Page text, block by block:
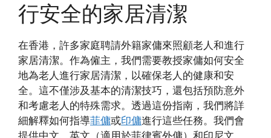
行安全的家居清潔
在香港，許多家庭聘請外籍家傭來照顧老人和進行
家居清潔。作為僱主，我們需要教授家傭如何安全
地為老人進行家居清潔，以確保老人的健康和安
全。這不僅涉及基本的清潔技巧，還包括預防意外
和考慮老人的特殊需求。透過這份指南，我們將詳
細解釋如何指導菲傭或印傭進行這些任務。我們會
提供中文、英文（適用於菲律賓外傭）和印尼文